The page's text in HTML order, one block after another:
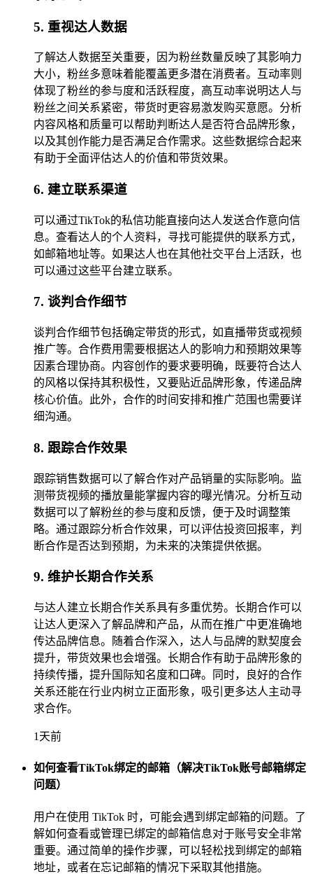
5. 重视达人数据
了解达人数据至关重要，因为粉丝数量反映了其影响力
大小，粉丝多意味着能覆盖更多潜在消费者。互动率则
体现了粉丝的参与度和活跃程度，高互动率说明达人与
粉丝之间关系紧密，带货时更容易激发购买意愿。分析
内容风格和质量可以帮助判断达人是否符合品牌形象，
以及其创作能力是否满足合作需求。这些数据综合起来
有助于全面评估达人的价值和带货效果。
6. 建立联系渠道
可以通过TikTok的私信功能直接向达人发送合作意向信
息。查看达人的个人资料，寻找可能提供的联系方式，
如邮箱地址等。如果达人也在其他社交平台上活跃，也
可以通过这些平台建立联系。
7. 谈判合作细节
谈判合作细节包括确定带货的形式，如直播带货或视频
推广等。合作费用需要根据达人的影响力和预期效果等
因素合理协商。内容创作的要求要明确，既要符合达人
的风格以保持其积极性，又要贴近品牌形象，传递品牌
核心价值。此外，合作的时间安排和推广范围也需要详
细沟通。
8. 跟踪合作效果
跟踪销售数据可以了解合作对产品销量的实际影响。监
测带货视频的播放量能掌握内容的曝光情况。分析互动
数据可以了解粉丝的参与度和反馈，便于及时调整策
略。通过跟踪分析合作效果，可以评估投资回报率，判
断合作是否达到预期，为未来的决策提供依据。
9. 维护长期合作关系
与达人建立长期合作关系具有多重优势。长期合作可以
让达人更深入了解品牌和产品，从而在推广中更准确地
传达品牌信息。随着合作深入，达人与品牌的默契度会
提升，带货效果也会增强。长期合作有助于品牌形象的
持续传播，提升国际知名度和口碑。同时，良好的合作
关系还能在行业内树立正面形象，吸引更多达人主动寻
求合作。
1天前
如何查看TikTok绑定的邮箱（解决TikTok账号邮箱绑定
问题）
用户在使用 TikTok 时，可能会遇到绑定邮箱的问题。了
解如何查看或管理已绑定的邮箱信息对于账号安全非常
重要。通过简单的操作步骤，可以轻松找到绑定的邮箱
地址，或者在忘记邮箱的情况下采取其他措施。